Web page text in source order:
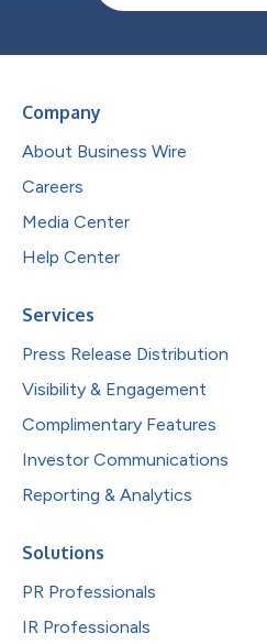
Company
About Business Wire
Careers
Media Center
Help Center
Services
Press Release Distribution
Visibility & Engagement
Complimentary Features
Investor Communications
Reporting & Analytics
Solutions
PR Professionals
IR Professionals